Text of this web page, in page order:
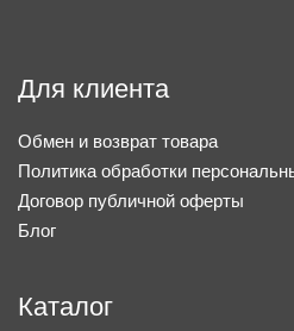
Для клиента
Обмен и возврат товара
Политика обработки
Договор публичной оферты
Блог
Каталог